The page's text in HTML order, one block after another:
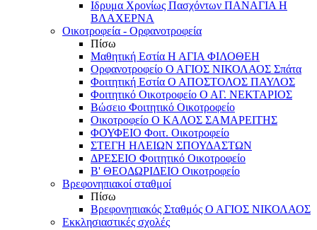
Ιδρυμα Χρονίως Πασχόντων ΠΑΝΑΓΙΑ Η
ΒΛΑΧΕΡΝΑ
Οικοτροφεία - Ορφανοτροφεία
Πίσω
Μαθητική Εστία Η ΑΓΙΑ ΦΙΛΟΘΕΗ
Ορφανοτροφείο Ο ΑΓΙΟΣ ΝΙΚΟΛΑΟΣ Σπάτα
Φοιτητική Εστία Ο ΑΠΟΣΤΟΛΟΣ ΠΑΥΛΟΣ
Φοιτητικό Οικοτροφείο Ο ΑΓ. ΝΕΚΤΑΡΙΟΣ
Βώσειο Φοιτητικό Οικοτροφείο
Οικοτροφείο Ο ΚΑΛΟΣ ΣΑΜΑΡΕΙΤΗΣ
ΦΟΥΦΕΙΟ Φοιτ. Οικοτροφείο
ΣΤΕΓΗ ΗΛΕΙΩΝ ΣΠΟΥΔΑΣΤΩΝ
ΔΡΕΣΕΙΟ Φοιτητικό Οικοτροφείο
Β' ΘΕΟΔΩΡΙΔΕΙΟ Οικοτροφείο
Βρεφονηπιακοί σταθμοί
Πίσω
Βρεφονηπιακός Σταθμός Ο ΑΓΙΟΣ ΝΙΚΟΛΑΟΣ
Εκκλησιαστικές σχολές